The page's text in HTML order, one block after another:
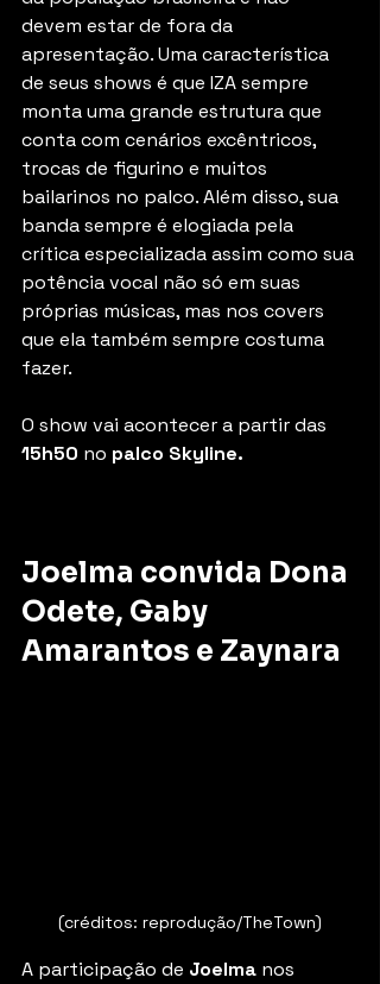
devem estar de fora da
apresentação. Uma característica
de seus shows é que IZA sempre
monta uma grande estrutura que
conta com cenários excêntricos,
trocas de figurino e muitos
bailarinos no palco. Além disso, sua
banda sempre é elogiada pela
crítica especializada assim como sua
potência vocal não só em suas
próprias músicas, mas nos covers
que ela também sempre costuma
fazer.
O show vai acontecer a partir das
15h50 no palco Skyline.
Joelma convida Dona
Odete, Gaby
Amarantos e Zaynara
(créditos: reprodução/TheTown)
A participação de Joelma nos